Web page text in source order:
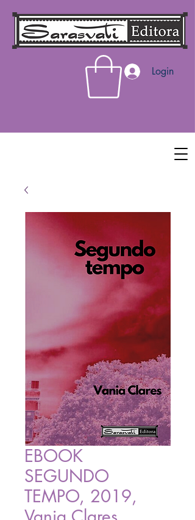
Login
EBOOK
SEGUNDO
TEMPO, 2019,